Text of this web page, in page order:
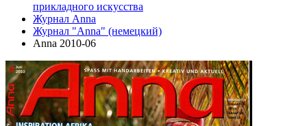
прикладного искусства
Журнал Anna
Журнал "Anna" (немецкий)
Anna 2010-06